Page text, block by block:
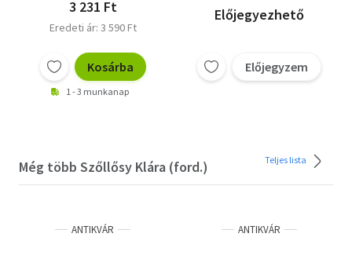
3 231 Ft
Eredeti ár: 3 590 Ft
Kosárba
1 - 3 munkanap
Előjegyezhető
Előjegyzem
Még több Szőllősy Klára (ford.) Teljes lista
ANTIKVÁR ANTIKVÁR